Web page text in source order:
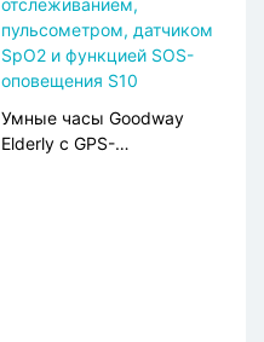
Умные часы Goodway
Elderly с GPS-